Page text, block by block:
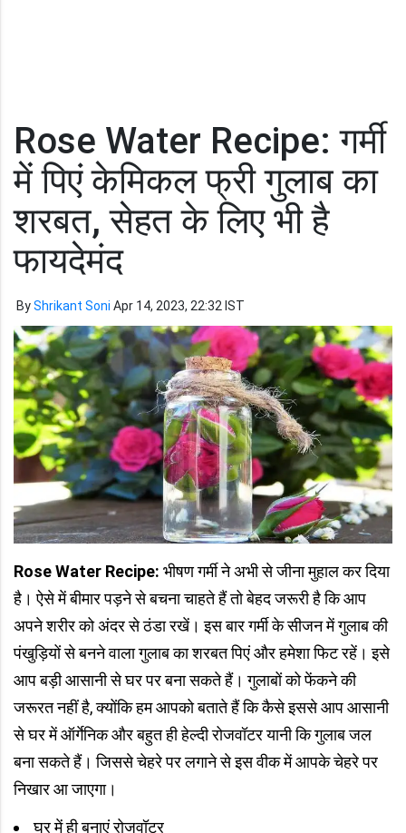
Rose Water Recipe: गर्मी
में पिएं केमिकल फ्री गुलाब का
शरबत, सेहत के लिए भी है
फायदेमंद
ByShrikant Soni Apr 14, 2023, 22:32 IST
Rose Water Recipe: भीषण गर्मी ने अभी से जीना मुहाल कर दिया
है। ऐसे में बीमार पड़ने से बचना चाहते हैं तो बेहद जरूरी है कि आप
अपने शरीर को अंदर से ठंडा रखें। इस बार गर्मी के सीजन में गुलाब की
पंखुड़ियों से बनने वाला गुलाब का शरबत पिएं और हमेशा फिट रहें। इसे
आप बड़ी आसानी से घर पर बना सकते हैं। गुलाबों को फेंकने की
जरूरत नहीं है, क्योंकि हम आपको बताते हैं कि कैसे इससे आप आसानी
से घर में ऑर्गेनिक और बहुत ही हेल्दी रोजवॉटर यानी कि गुलाब जल
बना सकते हैं। जिससे चेहरे पर लगाने से इस वीक में आपके चेहरे पर
निखार आ जाएगा।
घर में ही बनाएं रोजवॉटर